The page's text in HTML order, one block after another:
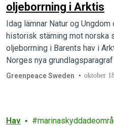
oljeborrning i Arktis
Idag lämnar Natur og Ungdom
historisk stäming mot norska
oljeborrning i Barents hav i
Norges nya
myndigheter ska värna om
Greenpeace Sweden oktober
Hav